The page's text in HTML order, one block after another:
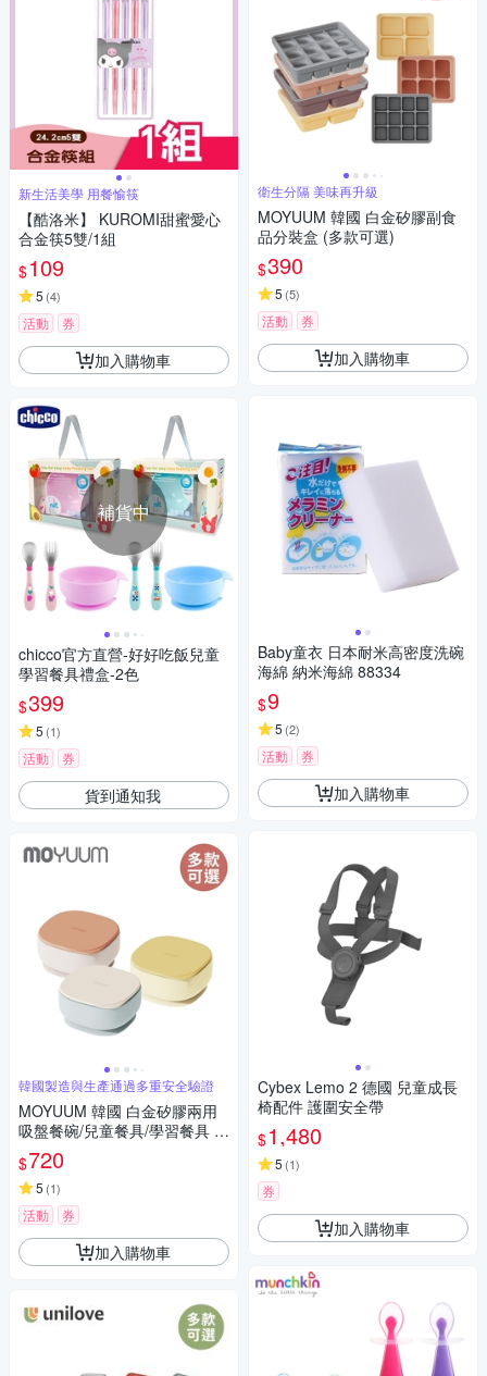
新生活美學 用餐愉筷
【酷洛米】 KUROMI甜蜜愛心
合金筷5雙/1組
$109
5 (4)
活動 券
加入購物車
補貨中
chicco官方直營-好好吃飯兒童
學習餐具禮盒-2色
$399
5 (1)
活動 券
貨到通知我
韓國製造與生產通過多重安全驗證
MOYUUM 韓國 白金矽膠兩用
吸盤餐碗/兒童餐具/學習餐具 -
多款可選
$720
5 (1)
活動 券
加入購物車
衛生分隔 美味再升級
MOYUUM 韓國 白金矽膠副食
品分裝盒 (多款可選)
$390
5 (5)
活動 券
加入購物車
Baby童衣 日本耐米高密度洗碗
海綿 納米海綿 88334
$9
5 (2)
活動 券
加入購物車
Cybex Lemo 2 德國 兒童成長
椅配件 護圍安全帶
$1,480
5 (1)
券
加入購物車